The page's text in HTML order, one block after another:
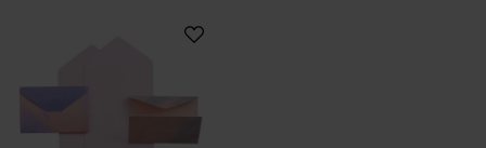
Paper Poetry Mini Love Letter Set Sky is the